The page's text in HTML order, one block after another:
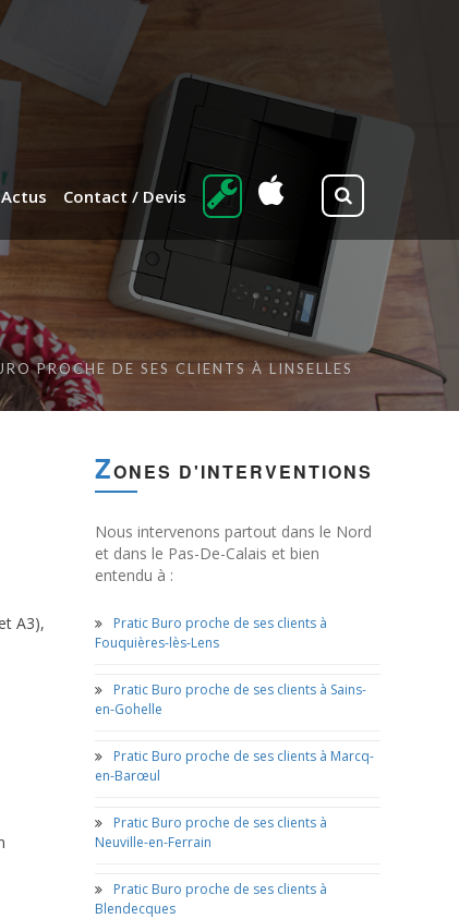
Actus Contact / Devis
PROCHE DE SES CLIENTS À LINSELLES
A3),
ZONES D'INTERVENTIONS
Nous intervenons partout dans le Nord
et dans le Pas-De-Calais et bien
entendu à :
Pratic Buro proche de ses clients à
Fouquières-lès-Lens
Pratic Buro proche de ses clients à Sains-
en-Gohelle
Pratic Buro proche de ses clients à Marcq-
en-Barœul
Pratic Buro proche de ses clients à
Neuville-en-Ferrain
Pratic Buro proche de ses clients à
Blendecques